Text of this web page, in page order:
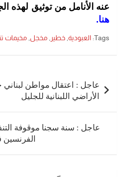
عنه الأنامل من توثيق لهذه
هنا.
Tags: العبودية, خطير , مخجل, مخيمات
المقالاتعاجل : اعتقال مواطن
الأراضي اللبنانية للجليل
عاجل : سنة سجنا موقوفة
الفرنسين